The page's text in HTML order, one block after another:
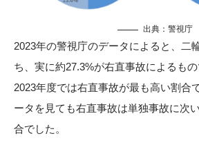
出典： 警視庁
2023年の警視庁のデータによると、二
ち、実に約27.3%が右直事故によるもの
2023年度では右直事故が最も高い割合
ータを見ても右直事故は単独事故に次
合でした。